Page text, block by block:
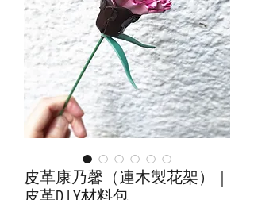
皮革康乃馨（連木製花架）｜